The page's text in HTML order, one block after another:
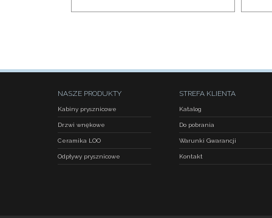
NASZE PRODUKTY
Kabiny prysznicowe
Drzwi wnękowe
Ceramika LOO
Odpływy prysznicowe
STREFA KLIENTA
Katalog
Do pobrania
Warunki Gwarancji
Kontakt